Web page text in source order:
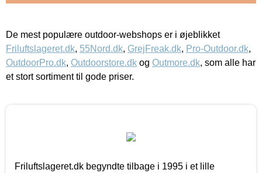
De mest populære outdoor-webshops er i øjeblikket
Friluftslageret.dk, 55Nord.dk, GrejFreak.dk, Pro-Outdoor.dk,
OutdoorPro.dk, Outdoorstore.dk og Outmore.dk, som alle har
et stort sortiment til gode priser.
Friluftslageret.dk begyndte tilbage i 1995 i et lille